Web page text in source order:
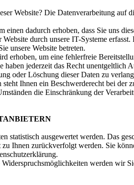
Website? Die Datenverarbeitung auf
einen dadurch erhoben, dass Sie uns
durch unsere IT-Systeme
unsere Website betreten.
erhoben, um eine fehlerfreie
haben jederzeit das Recht
oder Löschung dieser Daten zu
Ihnen ein Beschwerderecht bei der
die Einschränkung der
statistisch ausgewertet werden. Das
Ihnen zurückverfolgt werden. Sie
werden wir